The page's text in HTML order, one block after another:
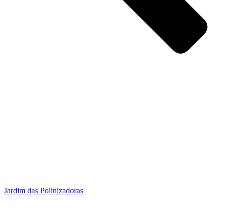
Jardim das Polinizadoras